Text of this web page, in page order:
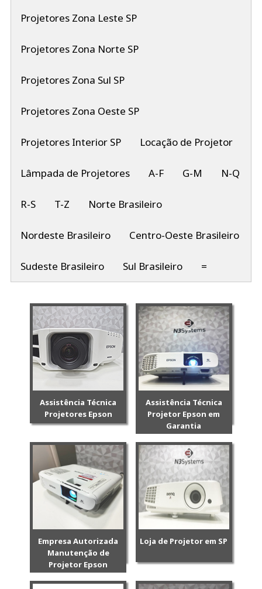
Projetores Zona Leste SP
Projetores Zona Norte SP
Projetores Zona Sul SP
Projetores Zona Oeste SP
Projetores Interior SP Locação de Projetor
Lâmpada de Projetores A-F G-M N-Q
R-S T-Z Norte Brasileiro
Nordeste Brasileiro Centro-Oeste Brasileiro
Sudeste Brasileiro Sul Brasileiro =
Assistência Técnica
Projetores Epson
Assistência Técnica
Projetor Epson em
Garantia
Empresa Autorizada
Manutenção de
Projetor Epson
Loja de Projetor em SP